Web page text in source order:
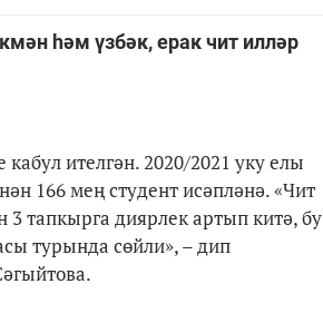
һәм үзбәк, ерак чит илләр
ителгән. 2020/2021 уку елы
166 мең студент исәпләнә. «Чит
тапкырга диярлек артып китә, бу
турында сөйли», – дип